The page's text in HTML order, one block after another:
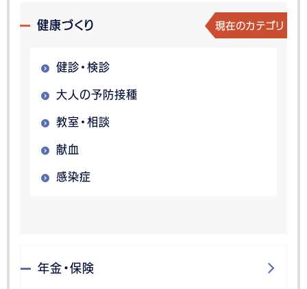
健康づくり 現在のカテゴリ
健診・検診
大人の予防接種
教室・相談
献血
感染症
年金・保険